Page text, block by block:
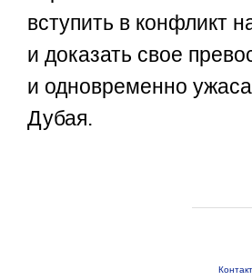
вступить в конфликт
и доказать свое
и одновременно
Дубая.